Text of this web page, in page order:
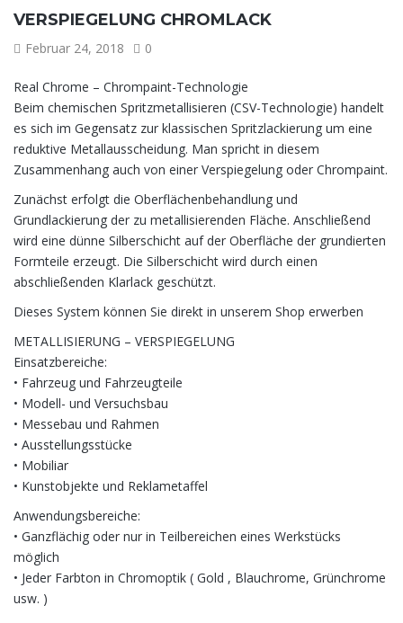
VERSPIEGELUNG CHROMLACK
Februar 24, 2018 0
Real Chrome – Chrompaint-Technologie
Beim chemischen Spritzmetallisieren (CSV-Technologie) handelt
es sich im Gegensatz zur klassischen Spritzlackierung um eine
reduktive Metallausscheidung. Man spricht in diesem
Zusammenhang auch von einer Verspiegelung oder Chrompaint.
Zunächst erfolgt die Oberflächenbehandlung und
Grundlackierung der zu metallisierenden Fläche. Anschließend
wird eine dünne Silberschicht auf der Oberfläche der grundierten
Formteile erzeugt. Die Silberschicht wird durch einen
abschließenden Klarlack geschützt.
Dieses System können Sie direkt in unserem Shop erwerben
METALLISIERUNG – VERSPIEGELUNG
Einsatzbereiche:
• Fahrzeug und Fahrzeugteile
• Modell- und Versuchsbau
• Messebau und Rahmen
• Ausstellungsstücke
• Mobiliar
• Kunstobjekte und Reklametaffel
Anwendungsbereiche:
• Ganzflächig oder nur in Teilbereichen eines Werkstücks
möglich
• Jeder Farbton in Chromoptik ( Gold , Blauchrome, Grünchrome
usw. )